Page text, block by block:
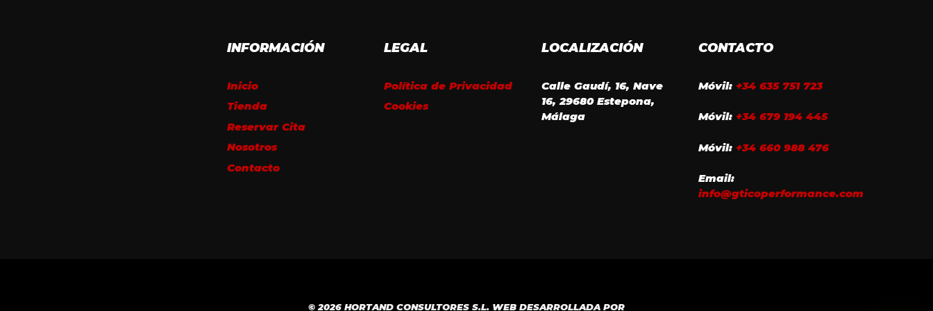
INFORMACIÓN
Inicio
Tienda
Reservar Cita
Nosotros
Contacto
LEGAL
Política de Privacidad
Cookies
LOCALIZACIÓN
Calle Gaudí, 16, Nave
16, 29680 Estepona,
Málaga
CONTACTO
Móvil: +34 635 751 723
Móvil: +34 679 194 445
Móvil: +34 660 988 476
Email:
info@gticoperformance.com
© 2026 HORTAND CONSULTORES S.L. WEB DESARROLLADA POR